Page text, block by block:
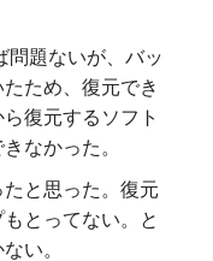
問題ないが、バッ
ため、復元でき
復元するソフト
なかった。
と思った。復元
とってない。と
い。